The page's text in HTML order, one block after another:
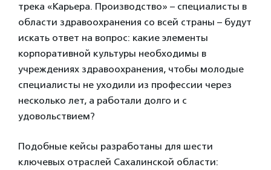
трека «Карьера. Производство» – специалисты в
области здравоохранения со всей страны – будут
искать ответ на вопрос: какие элементы
корпоративной культуры необходимы в
учреждениях здравоохранения, чтобы молодые
специалисты не уходили из профессии через
несколько лет, а работали долго и с
удовольствием?
Подобные кейсы разработаны для шести
ключевых отраслей Сахалинской области: